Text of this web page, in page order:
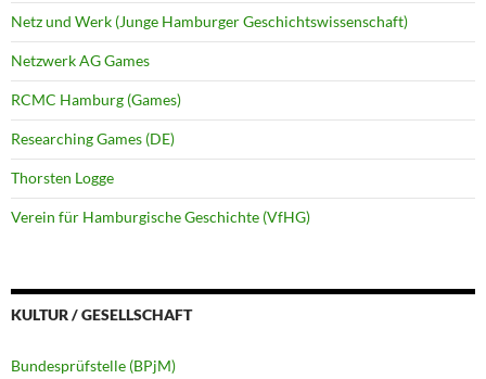
Netz und Werk (Junge Hamburger Geschichtswissenschaft)
Netzwerk AG Games
RCMC Hamburg (Games)
Researching Games (DE)
Thorsten Logge
Verein für Hamburgische Geschichte (VfHG)
KULTUR / GESELLSCHAFT
Bundesprüfstelle (BPjM)